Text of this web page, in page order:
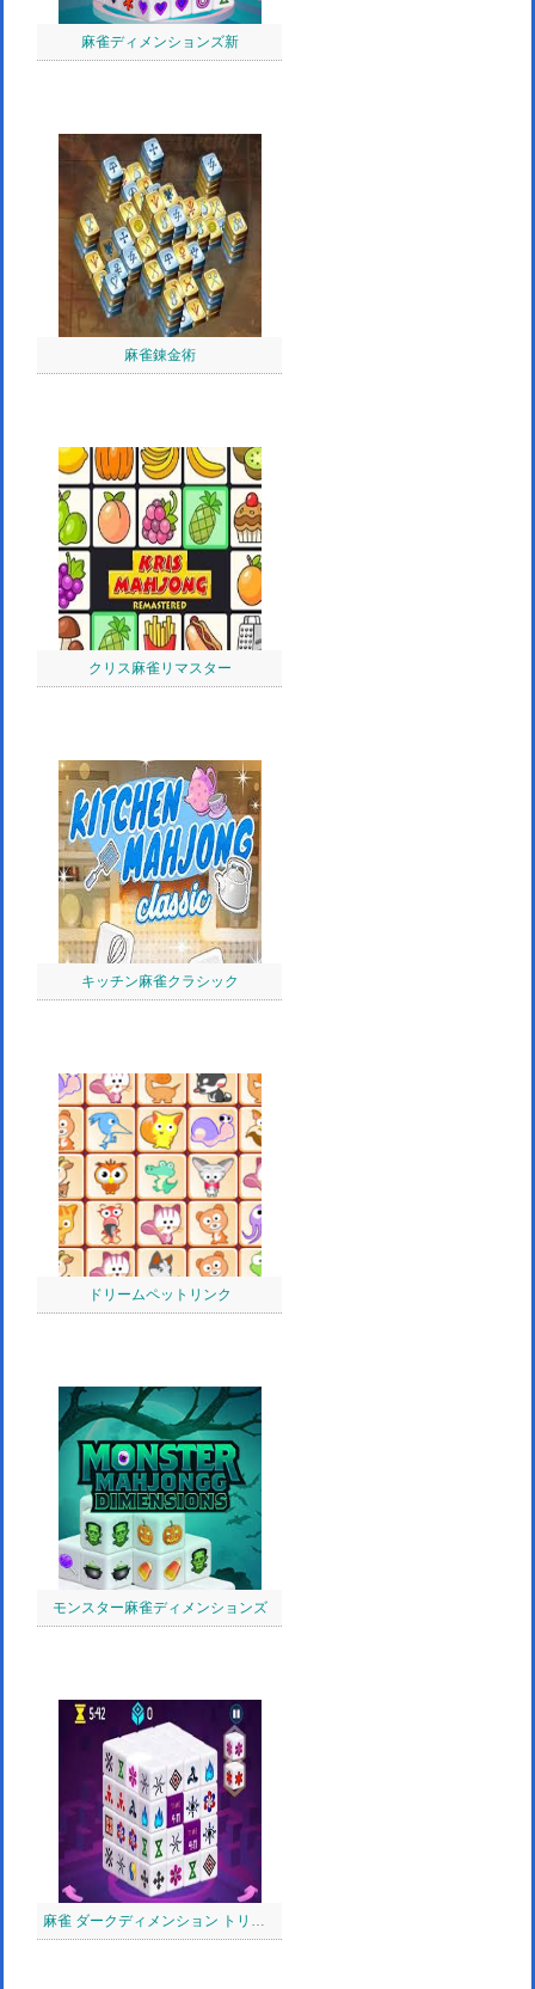
麻雀ディメンションズ新
麻雀錬金術
クリス麻雀リマスター
キッチン麻雀クラシック
ドリームペットリンク
モンスター麻雀ディメンションズ
麻雀 ダークディメンション トリプルタイム